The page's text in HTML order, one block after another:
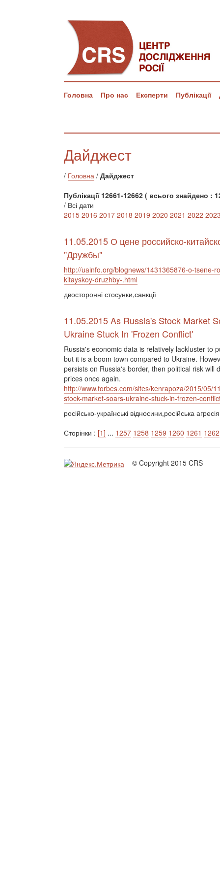
Головна Про нас Експерти Публікації
Дайджест
/ Головна / Дайджест
Публікації 12661-12662 ( всього знайдено :
/ Всі дати
2015 2016 2017 2018 2019 2020 2021 2022
11.05.2015 О цене российско-
"Дружбы"
http://uainfo.org/blognews/1431365876-o-tsene-
kitayskoy-druzhby-.html
двосторонні стосунки,санкції
11.05.2015 As Russia's Stock Market
Ukraine Stuck In 'Frozen Conflict'
Russia's economic data is relatively lackluster to
but it is a boom town compared to Ukraine.
persists on Russia's border, then political risk will
prices once again.
http://www.forbes.com/sites/kenrapoza/2015/05/
stock-market-soars-ukraine-stuck-in-frozen-
російсько-українські відносини,російська
Сторінки : [1] ... 1257 1258 1259 1260 1261 1262
© Copyright 2015 CRS